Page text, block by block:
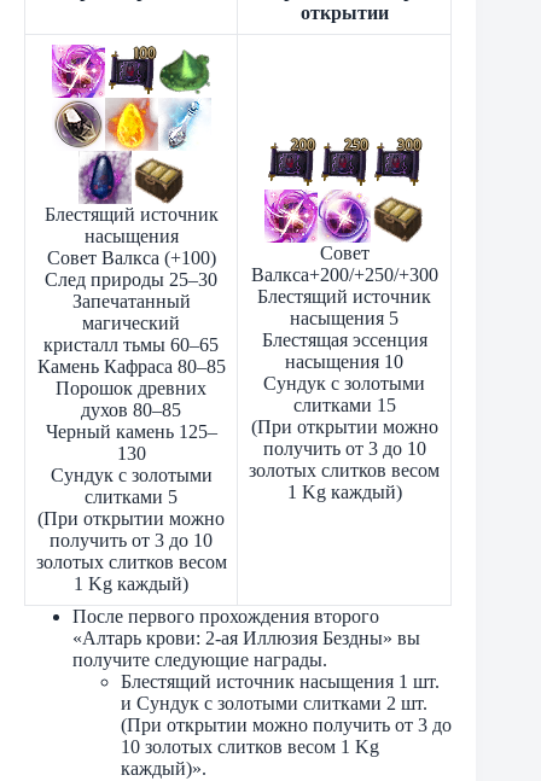
открытии
Блестящий источник
насыщения
Совет Валкса (+100)
След природы 25–30
Запечатанный
магический
кристалл тьмы 60–65
Камень Кафраса 80–85
Порошок древних
духов 80–85
Черный камень 125–
130
Сундук с золотыми
слитками 5
(При открытии можно
получить от 3 до 10
золотых слитков весом
1 Kg каждый)
Совет
Валкса+200/+250/+300
Блестящий источник
насыщения 5
Блестящая эссенция
насыщения 10
Сундук с золотыми
слитками 15
(При открытии можно
получить от 3 до 10
золотых слитков весом
1 Kg каждый)
После первого прохождения второго
«Алтарь крови: 2-ая Иллюзия Бездны» вы
получите следующие награды.
Блестящий источник насыщения 1 шт.
и Сундук с золотыми слитками 2 шт.
(При открытии можно получить от 3 до
10 золотых слитков весом 1 Kg
каждый)».